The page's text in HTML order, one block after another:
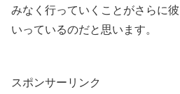
みなく行っていくことがさらに
いっているのだと思います。
スポンサーリンク